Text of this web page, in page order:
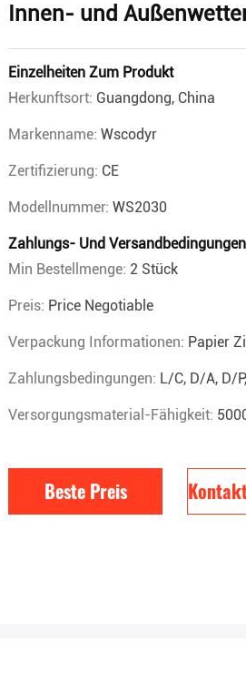
Innen- und
Einzelheiten Zum Produkt
Herkunftsort: Guangdong, China
Markenname: Wscodyr
Zertifizierung: CE
Modellnummer: WS2030
Zahlungs- Und Versandbedingungen
Min Bestellmenge: 2 Stück
Preis: Price Negotiable
Verpackung Informationen: Papier
Zahlungsbedingungen: L/C, D/A, D/
Versorgungsmaterial-Fähigkeit:
Beste Preis